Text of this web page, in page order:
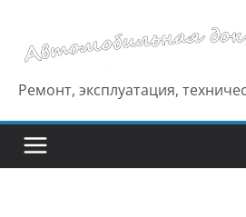
содержимому
Ремонт, эксплуатация,